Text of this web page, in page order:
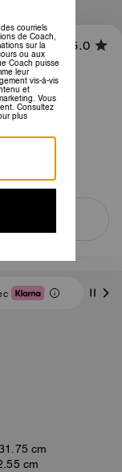
5.0
ICI
cm
cm